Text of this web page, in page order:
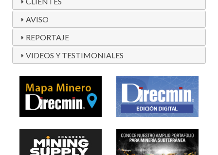
AVISO
REPORTAJE
VIDEOS Y TESTIMONIALES